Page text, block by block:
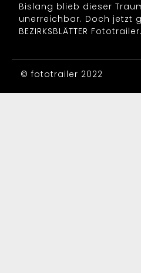
Bislang blieb dieser
unerreichbar. Doch jetzt
BEZIRKSBLÄTTER Fototrailer.
© fototrailer 2022